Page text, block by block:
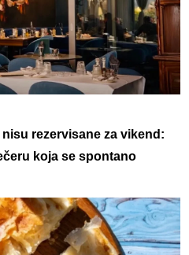
rezervisane za vikend:
koja se spontano